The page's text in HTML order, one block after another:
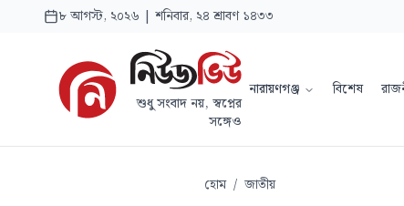
৮ আগস্ট, ২০২৬ | শনিবার, ২৪ শ্রাবণ ১৪৩৩
শুধু সংবাদ নয়, স্বপ্নের
সঙ্গেও
নারায়ণগঞ্জ বিশেষ
হোম / জাতীয়